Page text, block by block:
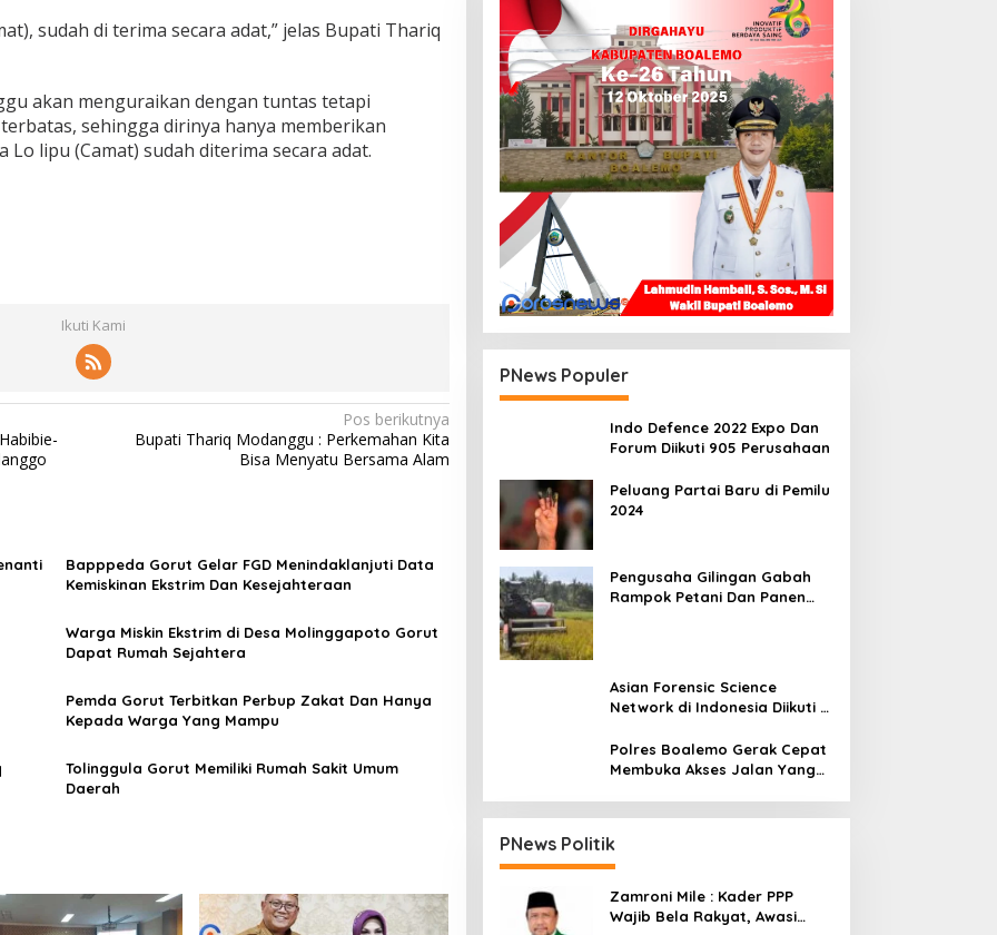
sudah di terima secara adat,” jelas Bupati Thariq
akan menguraikan dengan tuntas tetapi
sehingga dirinya hanya memberikan
Lo lipu (Camat) sudah diterima secara adat.
Ikuti Kami
Pos berikutnya
Bupati Thariq Modanggu : Perkemahan Kita
Bisa Menyatu Bersama Alam
Bapppeda Gorut Gelar FGD Menindaklanjuti Data
Kemiskinan Ekstrim Dan Kesejahteraan
Warga Miskin Ekstrim di Desa Molinggapoto Gorut
Dapat Rumah Sejahtera
Pemda Gorut Terbitkan Perbup Zakat Dan Hanya
Kepada Warga Yang Mampu
Tolinggula Gorut Memiliki Rumah Sakit Umum
Daerah
PNews Populer
Indo Defence 2022 Expo Dan
Forum Diikuti 905 Perusahaan
Peluang Partai Baru di Pemilu
2024
Pengusaha Gilingan Gabah
Rampok Petani Dan Panen
Asian Forensic Science
Network di Indonesia Diikuti 17
Polres Boalemo Gerak Cepat
Membuka Akses Jalan Yang
PNews Politik
Zamroni Mile : Kader PPP
Wajib Bela Rakyat, Awasi